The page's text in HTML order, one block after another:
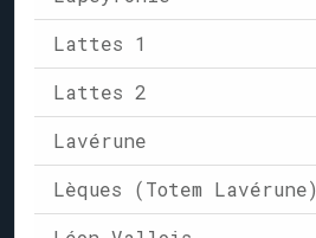
Lattes 1
Lattes 2
Lavérune
Lèques (Totem Lavérune)